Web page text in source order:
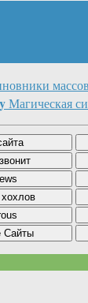
Магическая